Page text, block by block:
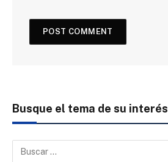
Busque el tema de su interés